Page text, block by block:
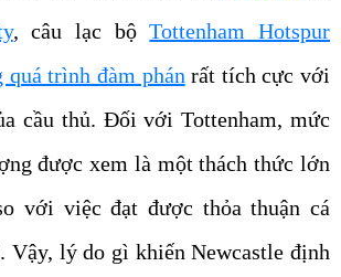
, câu lạc bộTottenham Hotspur
quá trình đàm phán rất tích cực với
cầu thủ. Đối với Tottenham, mức
được xem là một thách thức lớn
với việc đạt được thỏa thuận cá
Vậy, lý do gì khiến Newcastle định